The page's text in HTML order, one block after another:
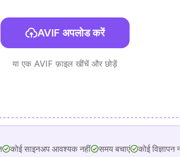
AVIF अपलोड करें
या एक AVIF फ़ाइल खींचें और छोड़ें
कोई साइनअप आवश्यक नहीं समय बचाएं कोई विज्ञापन